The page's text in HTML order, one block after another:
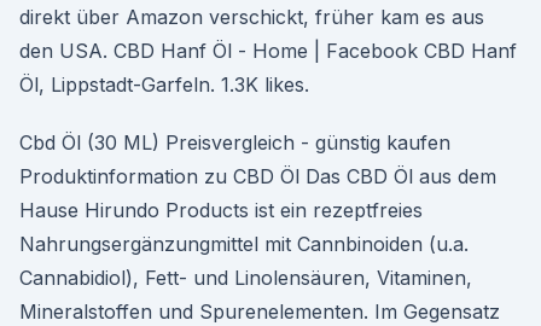
direkt über Amazon verschickt, früher kam es aus
den USA. CBD Hanf Öl - Home | Facebook CBD Hanf
Öl, Lippstadt-Garfeln. 1.3K likes.
Cbd Öl (30 ML) Preisvergleich - günstig kaufen
Produktinformation zu CBD Öl Das CBD Öl aus dem
Hause Hirundo Products ist ein rezeptfreies
Nahrungsergänzungmittel mit Cannbinoiden (u.a.
Cannabidiol), Fett- und Linolensäuren, Vitaminen,
Mineralstoffen und Spurenelementen. Im Gegensatz